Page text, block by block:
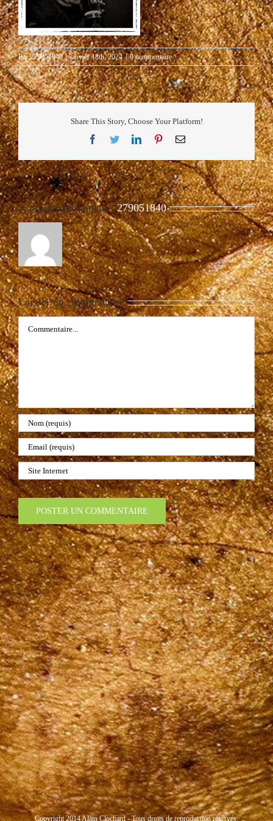
Par279051840 | janvier 18th, 2024 | 0 commentaire
Share This Story, Choose Your Platform!
Facebook
TwitterLinkedInPinterestEmail
À propos de l'auteur :279051840
Laisser un commentaire
Commentaire
Copyright 2014 Alain Clochard - Tous droits de reproduction réservés.